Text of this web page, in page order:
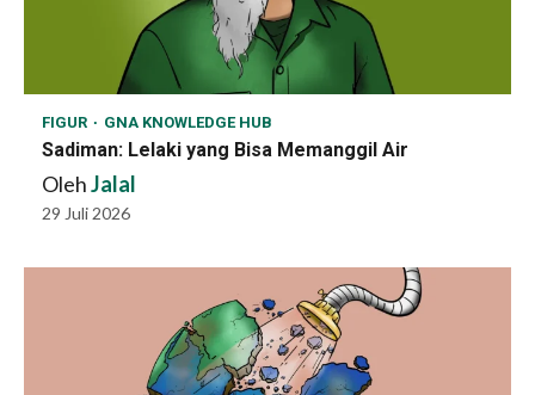
FIGUR GNA KNOWLEDGE HUB
Sadiman: Lelaki yang Bisa Memanggil Air
OlehJalal
29 Juli 2026